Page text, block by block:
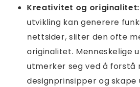
Kreativitet og originalitet:
utvikling kan generere
nettsider, sliter den ofte
originalitet. Menneskelige
utmerker seg ved å forstå
designprinsipper og skape